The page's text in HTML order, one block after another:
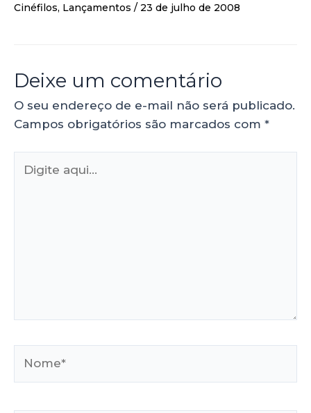
Cinéfilos, Lançamentos / 23 de julho de 2008
Deixe um comentário
O seu endereço de e-mail não será publicado.
Campos obrigatórios são marcados com *